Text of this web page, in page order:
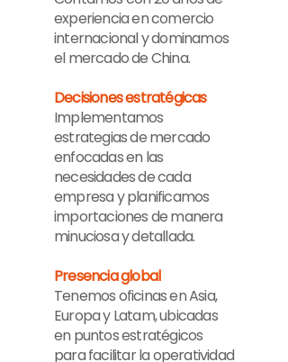
experiencia en comercio
internacional y dominamos
el mercado de China.
Decisiones estratégicas
Implementamos
estrategias de mercado
enfocadas en las
necesidades de cada
empresa y planificamos
importaciones de manera
minuciosa y detallada.
Presencia global
Tenemos oficinas en Asia,
Europa y Latam, ubicadas
en puntos estratégicos
para facilitar la operatividad